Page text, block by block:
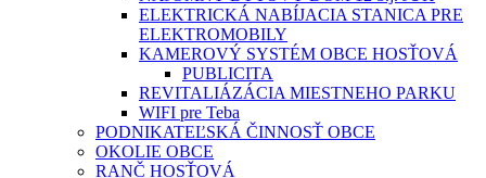
ELEKTRICKÁ NABÍJACIA STANICA PRE
ELEKTROMOBILY
KAMEROVÝ SYSTÉM OBCE HOSŤOVÁ
PUBLICITA
REVITALIÁZÁCIA MIESTNEHO PARKU
WIFI pre Teba
PODNIKATEĽSKÁ ČINNOSŤ OBCE
OKOLIE OBCE
RANČ HOSŤOVÁ